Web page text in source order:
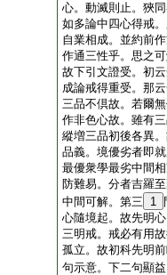
心。動滅則止。狹
如多論中四心得戒
自業相成。並約前
作通三性乎。思之
故下引文證受。初
成論戒得重受。那
三品不倶故。若爾
作非色心故。雖有
縱増三品初後各異
品義。境優劣者即
最優衆學最劣中間
防難易。分者吉羅
中間可解。第三
1
心隨境起。故先明
三明戒。戒必有用
孤立。故初科先明
句示意。下二句顯